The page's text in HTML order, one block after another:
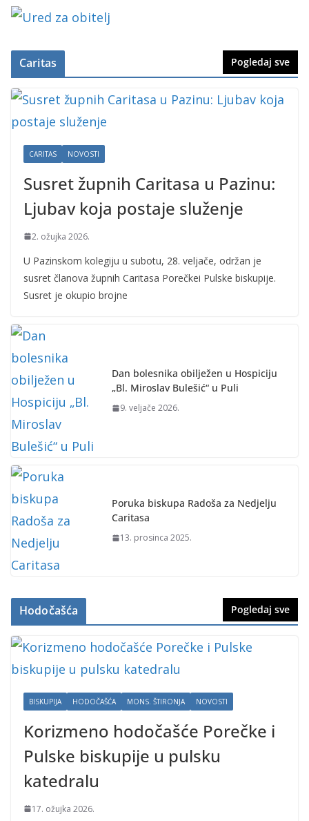
Caritas Pogledaj sve
CARITAS NOVOSTI
Susret župnih Caritasa u Pazinu:
Ljubav koja postaje služenje
2. ožujka 2026.
U Pazinskom kolegiju u subotu, 28. veljače, održan je
susret članova župnih Caritasa Porečkei Pulske biskupije.
Susret je okupio brojne
Dan bolesnika obilježen u Hospiciju
„Bl. Miroslav Bulešić“ u Puli
9. veljače 2026.
Poruka biskupa Radoša za Nedjelju
Caritasa
13. prosinca 2025.
Hodočašća Pogledaj sve
BISKUPIJA HODOČAŠĆA MONS. ŠTIRONJA NOVOSTI
Korizmeno hodočašće Porečke i
Pulske biskupije u pulsku
katedralu
17. ožujka 2026.